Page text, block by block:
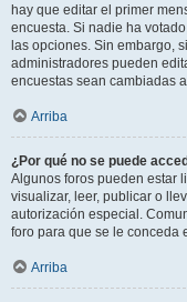
hay que editar el primer
encuesta. Si nadie ha
las opciones. Sin embargo,
administradores pueden
encuestas sean cambiadas
Arriba
¿Por qué no se puede
Algunos foros pueden estar
visualizar, leer, publicar o
autorización especial.
foro para que se le conceda
Arriba